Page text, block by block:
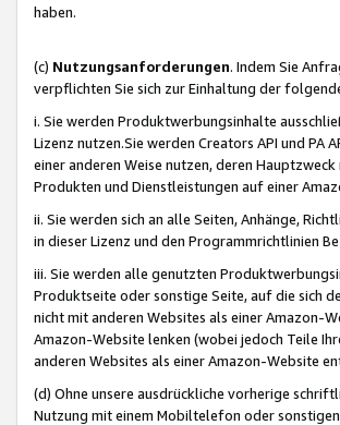
haben.
(c) Nutzungsanforderungen. Indem Sie
verpflichten Sie sich zur Einhaltung der
i. Sie werden Produktwerbungsinhalte
Lizenz nutzen.Sie werden Creators API und
einer anderen Weise nutzen, deren
Produkten und Dienstleistungen auf einer
ii. Sie werden sich an alle Seiten, Anhänge,
in dieser Lizenz und den Programmrichtlinien
iii. Sie werden alle genutzten
Produktseite oder sonstige Seite, auf die sich
nicht mit anderen Websites als einer Amazon-
Amazon-Website lenken (wobei jedoch Teile
anderen Websites als einer Amazon-Website
(d) Ohne unsere ausdrückliche vorherige
Nutzung mit einem Mobiltelefon oder